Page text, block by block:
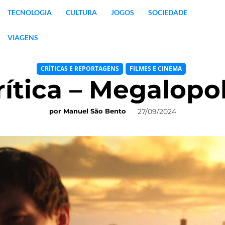
TECNOLOGIA CULTURA JOGOS SOCIEDADE
VIAGENS
CRÍTICAS E REPORTAGENS FILMES E CINEMA
–
por Manuel São Bento 27/09/2024